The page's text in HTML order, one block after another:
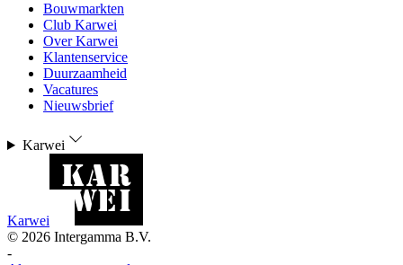
Bouwmarkten
Club Karwei
Over Karwei
Klantenservice
Duurzaamheid
Vacatures
Nieuwsbrief
Karwei
Karwei
© 2026 Intergamma B.V.
-